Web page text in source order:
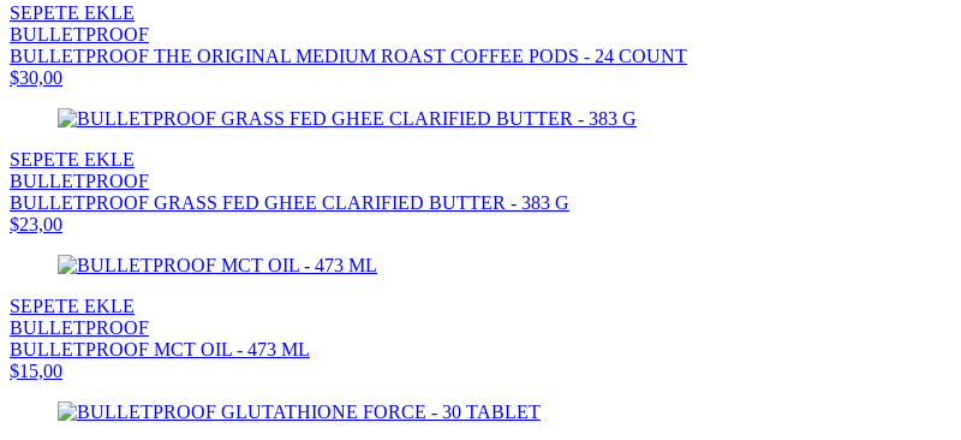
SEPETE EKLE
BULLETPROOF
BULLETPROOF THE ORIGINAL MEDIUM ROAST COFFEE PODS - 24 COUNT
$30,00
SEPETE EKLE
BULLETPROOF
BULLETPROOF GRASS FED GHEE CLARIFIED BUTTER - 383 G
$23,00
SEPETE EKLE
BULLETPROOF
BULLETPROOF MCT OIL - 473 ML
$15,00